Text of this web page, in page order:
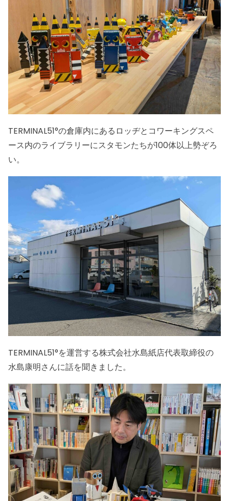
TERMINAL51°の倉庫内にあるロッヂとコワーキングスペ
ース内のライブラリーにスタモンたちが100体以上勢ぞろ
い。
TERMINAL51°を運営する株式会社水島紙店代表取締役の
水島康明さんに話を聞きました。